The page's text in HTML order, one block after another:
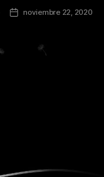
Fecha
publicación
noviembre 22, 2020